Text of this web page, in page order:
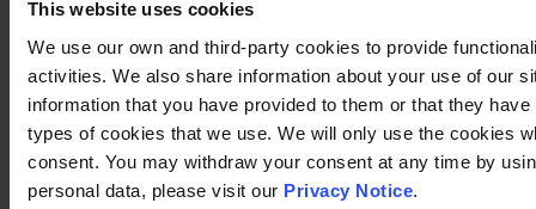
This website uses cookies
We use our own and third-party cookies to provide
activities. We also share information about your use of our
information that you have provided to them or that they
types of cookies that we use. We will only use the cookies
consent. You may withdraw your consent at any time by
personal data, please visit our Privacy Notice